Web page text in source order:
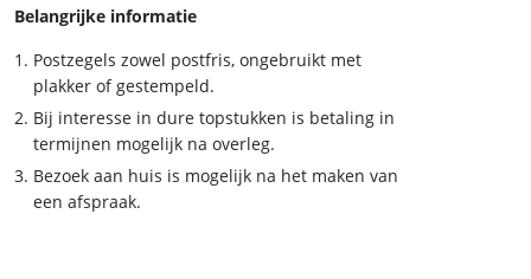
Belangrijke informatie
Postzegels zowel postfris, ongebruikt met
plakker of gestempeld.
Bij interesse in dure topstukken is betaling in
termijnen mogelijk na overleg.
Bezoek aan huis is mogelijk na het maken van
een afspraak.